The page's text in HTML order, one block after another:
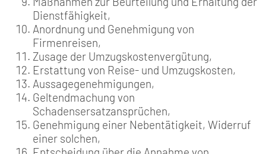
Dienstfähigkeit,
Anordnung und Genehmigung von
Firmenreisen,
Zusage der Umzugskostenvergütung,
Erstattung von Reise- und Umzugskosten,
Aussagegenehmigungen,
Geltendmachung von
Schadensersatzansprüchen,
Genehmigung einer Nebentätigkeit, Widerruf
einer solchen,